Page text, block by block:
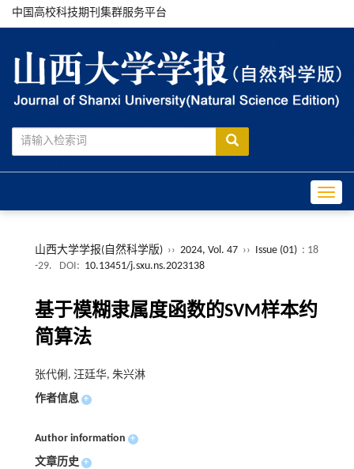
中国高校科技期刊集群服务平台
山西大学学报(自然科学版) ›› 2024, Vol. 47 ›› Issue (01) : 18
-29.
DOI: 10.13451/j.sxu.ns.2023138
基于模糊隶属度函数的SVM样本约
简算法
张代俐, 汪廷华, 朱兴淋
作者信息 +
Author information +
文章历史 +